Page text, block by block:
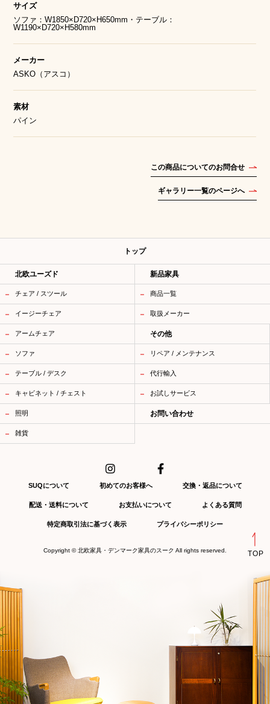
サイズ
ソファ：W1850×D720×H650mm・テーブル：
W1190×D720×H580mm
メーカー
ASKO（アスコ）
素材
パイン
この商品についてのお問合せ
ギャラリー一覧のページへ
トップ
北欧ユーズド
チェア / スツール
イージーチェア
アームチェア
ソファ
テーブル / デスク
キャビネット / チェスト
照明
雑貨
新品家具
商品一覧
取扱メーカー
その他
リペア / メンテナンス
代行輸入
お試しサービス
お問い合わせ
SUQについて 初めてのお客様へ 交換・返品について
配送・送料について お支払いについて よくある質問
特定商取引法に基づく表示 プライバシーポリシー
Copyright ©北欧家具・デンマーク家具のスーク All rights reserved.